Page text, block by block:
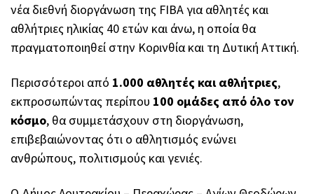
νέα διεθνή διοργάνωση της FIBA για αθλητές και
αθλήτριες ηλικίας 40 ετών και άνω, η οποία θα
πραγματοποιηθεί στην Κορινθία και τη Δυτική Αττική.
Περισσότεροι από 1.000 αθλητές και αθλήτριες,
εκπροσωπώντας περίπου 100 ομάδες από όλο τον
κόσμο, θα συμμετάσχουν στη διοργάνωση,
επιβεβαιώνοντας ότι ο αθλητισμός ενώνει
ανθρώπους, πολιτισμούς και γενιές.